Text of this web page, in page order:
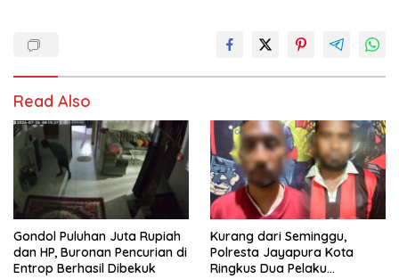
Read Also
Gondol Puluhan Juta Rupiah
dan HP, Buronan Pencurian di
Entrop Berhasil Dibekuk
Kurang dari Seminggu,
Polresta Jayapura Kota
Ringkus Dua Pelaku